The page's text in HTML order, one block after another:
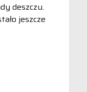
deszczu.
jeszcze